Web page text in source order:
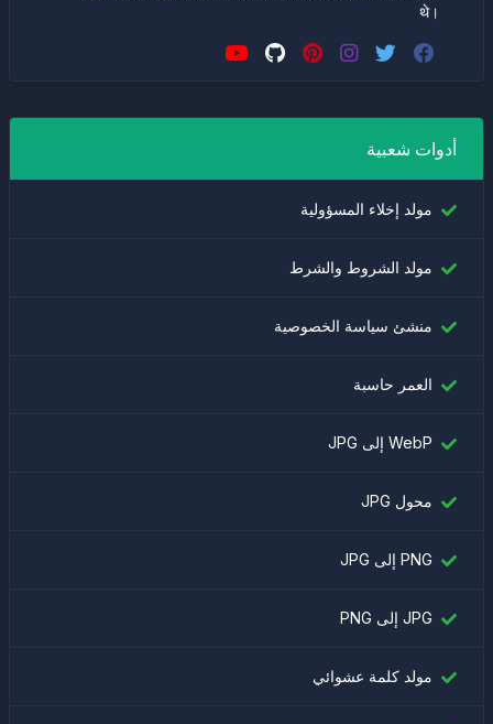
थे।
أدوات شعبية
مولد إخلاء المسؤولية
مولد الشروط والشرط
منشئ سياسة الخصوصية
العمر حاسبة
WebP إلى JPG
محول JPG
PNG إلى JPG
JPG إلى PNG
مولد كلمة عشوائي